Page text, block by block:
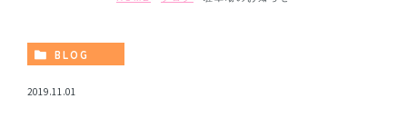
BLOG
2019.11.01